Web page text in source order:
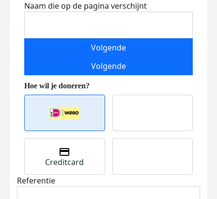
Naam die op de pagina verschijnt
Volgende
Volgende
Creditcard
Referentie